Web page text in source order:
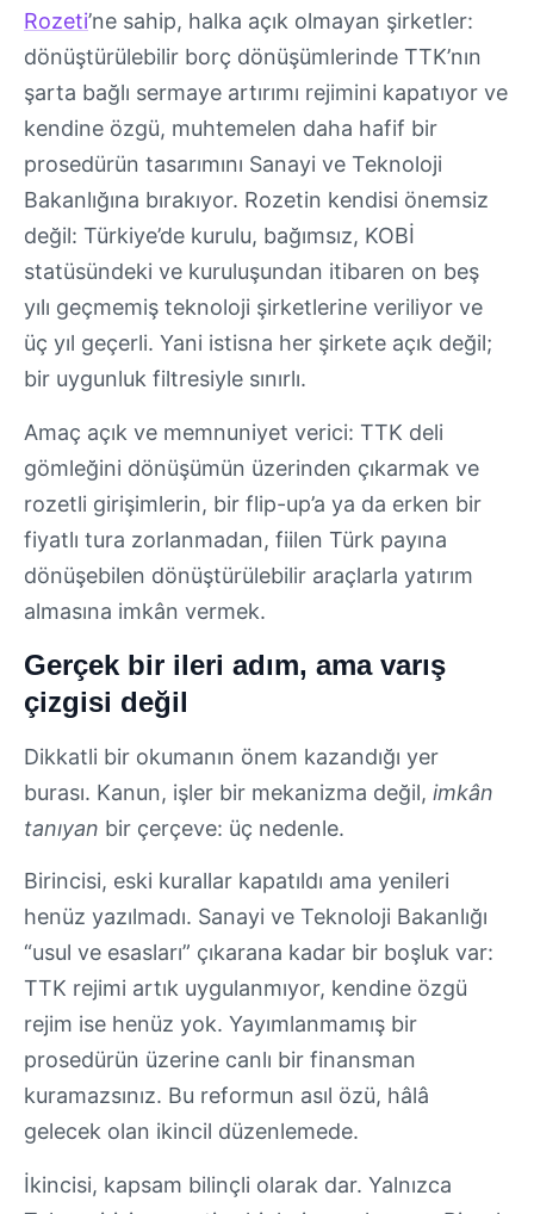
Rozeti’ne sahip, halka açık olmayan şirketler:
dönüştürülebilir borç dönüşümlerinde TTK’nın
şarta bağlı sermaye artırımı rejimini kapatıyor ve
kendine özgü, muhtemelen daha hafif bir
prosedürün tasarımını Sanayi ve Teknoloji
Bakanlığına bırakıyor. Rozetin kendisi önemsiz
değil: Türkiye’de kurulu, bağımsız, KOBİ
statüsündeki ve kuruluşundan itibaren on beş
yılı geçmemiş teknoloji şirketlerine veriliyor ve
üç yıl geçerli. Yani istisna her şirkete açık değil;
bir uygunluk filtresiyle sınırlı.
Amaç açık ve memnuniyet verici: TTK deli
gömleğini dönüşümün üzerinden çıkarmak ve
rozetli girişimlerin, bir flip-up’a ya da erken bir
fiyatlı tura zorlanmadan, fiilen Türk payına
dönüşebilen dönüştürülebilir araçlarla yatırım
almasına imkân vermek.
Gerçek bir ileri adım, ama varış
çizgisi değil
Dikkatli bir okumanın önem kazandığı yer
burası. Kanun, işler bir mekanizma değil, imkân
tanıyan bir çerçeve: üç nedenle.
Birincisi, eski kurallar kapatıldı ama yenileri
henüz yazılmadı. Sanayi ve Teknoloji Bakanlığı
“usul ve esasları” çıkarana kadar bir boşluk var:
TTK rejimi artık uygulanmıyor, kendine özgü
rejim ise henüz yok. Yayımlanmamış bir
prosedürün üzerine canlı bir finansman
kuramazsınız. Bu reformun asıl özü, hâlâ
gelecek olan ikincil düzenlemede.
İkincisi, kapsam bilinçli olarak dar. Yalnızca